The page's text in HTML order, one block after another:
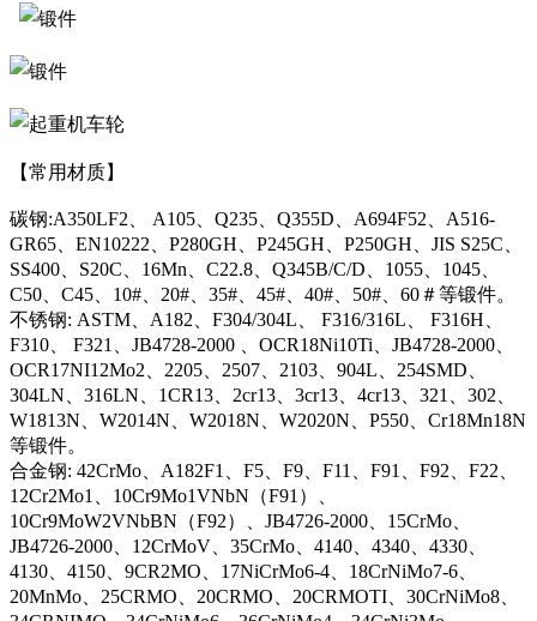
【常用材质】
碳钢:A350LF2、 A105、Q235、Q355D、A694F52、A516-
GR65、EN10222、P280GH、P245GH、P250GH、JIS S25C、
SS400、S20C、16Mn、C22.8、Q345B/C/D、1055、1045、
C50、C45、10#、20#、35#、45#、40#、50#、60＃等锻件。
不锈钢: ASTM、A182、F304/304L、 F316/316L、 F316H、
F310、 F321、JB4728-2000 、OCR18Ni10Ti、JB4728-2000、
OCR17NI12Mo2、2205、2507、2103、904L、254SMD、
304LN、316LN、1CR13、2cr13、3cr13、4cr13、321、302、
W1813N、W2014N、W2018N、W2020N、P550、Cr18Mn18N
等锻件。
合金钢: 42CrMo、A182F1、F5、F9、F11、F91、F92、F22、
12Cr2Mo1、10Cr9Mo1VNbN（F91）、
10Cr9MoW2VNbBN（F92）、JB4726-2000、15CrMo、
JB4726-2000、12CrMoV、35CrMo、4140、4340、4330、
4130、4150、9CR2MO、17NiCrMo6-4、18CrNiMo7-6、
20MnMo、25CRMO、20CRMO、20CRMOTI、30CrNiMo8、